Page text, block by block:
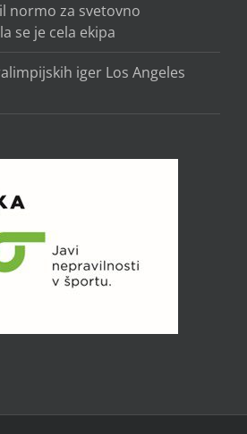
normo za svetovno
se je cela ekipa
iger Los Angeles